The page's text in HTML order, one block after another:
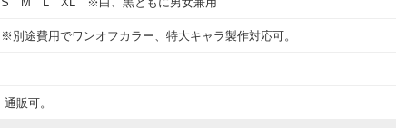
※別途費用でワンオフカラー、特大キャラ製作対応可。
通販可。